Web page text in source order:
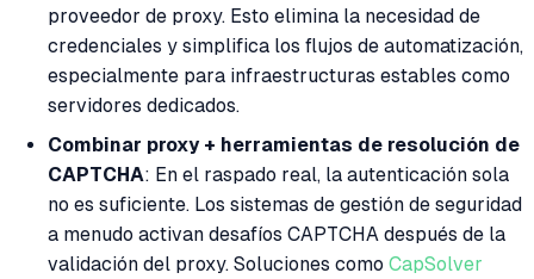
proveedor de proxy. Esto elimina la necesidad de
credenciales y simplifica los flujos de automatización,
especialmente para infraestructuras estables como
servidores dedicados.
Combinar proxy + herramientas de resolución de
CAPTCHA: En el raspado real, la autenticación sola
no es suficiente. Los sistemas de gestión de seguridad
a menudo activan desafíos CAPTCHA después de la
validación del proxy. Soluciones como CapSolver